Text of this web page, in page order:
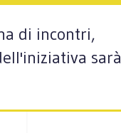
di incontri,
sarà